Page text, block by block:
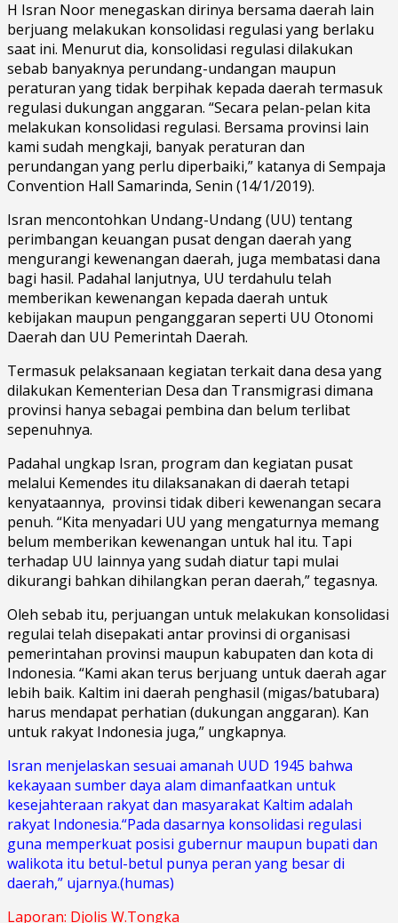
H Isran Noor menegaskan dirinya bersama daerah lain
berjuang melakukan konsolidasi regulasi yang berlaku
saat ini. Menurut dia, konsolidasi regulasi dilakukan
sebab banyaknya perundang-undangan maupun
peraturan yang tidak berpihak kepada daerah termasuk
regulasi dukungan anggaran. “Secara pelan-pelan kita
melakukan konsolidasi regulasi. Bersama provinsi lain
kami sudah mengkaji, banyak peraturan dan
perundangan yang perlu diperbaiki,” katanya di Sempaja
Convention Hall Samarinda, Senin (14/1/2019).
Isran mencontohkan Undang-Undang (UU) tentang
perimbangan keuangan pusat dengan daerah yang
mengurangi kewenangan daerah, juga membatasi dana
bagi hasil. Padahal lanjutnya, UU terdahulu telah
memberikan kewenangan kepada daerah untuk
kebijakan maupun penganggaran seperti UU Otonomi
Daerah dan UU Pemerintah Daerah.
Termasuk pelaksanaan kegiatan terkait dana desa yang
dilakukan Kementerian Desa dan Transmigrasi dimana
provinsi hanya sebagai pembina dan belum terlibat
sepenuhnya.
Padahal ungkap Isran, program dan kegiatan pusat
melalui Kemendes itu dilaksanakan di daerah tetapi
kenyataannya, provinsi tidak diberi kewenangan secara
penuh. “Kita menyadari UU yang mengaturnya memang
belum memberikan kewenangan untuk hal itu. Tapi
terhadap UU lainnya yang sudah diatur tapi mulai
dikurangi bahkan dihilangkan peran daerah,” tegasnya.
Oleh sebab itu, perjuangan untuk melakukan konsolidasi
regulai telah disepakati antar provinsi di organisasi
pemerintahan provinsi maupun kabupaten dan kota di
Indonesia. “Kami akan terus berjuang untuk daerah agar
lebih baik. Kaltim ini daerah penghasil (migas/batubara)
harus mendapat perhatian (dukungan anggaran). Kan
untuk rakyat Indonesia juga,” ungkapnya.
Isran menjelaskan sesuai amanah UUD 1945 bahwa
kekayaan sumber daya alam dimanfaatkan untuk
kesejahteraan rakyat dan masyarakat Kaltim adalah
rakyat Indonesia.“Pada dasarnya konsolidasi regulasi
guna memperkuat posisi gubernur maupun bupati dan
walikota itu betul-betul punya peran yang besar di
daerah,” ujarnya.(humas)
Laporan: Djolis W.Tongka